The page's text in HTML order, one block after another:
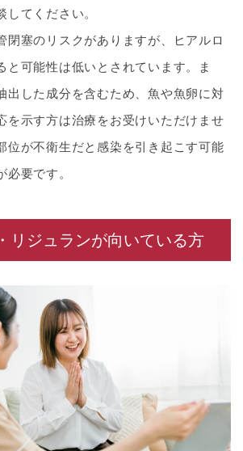
てください。
閉塞のリスクがありますが、ヒアルロ
と可能性は低いとされています。ま
出した成分を含むため、魚や魚卵に対
を示す方は治療をお受けいただけませ
位が不衛生だと感染を引き起こす可能
要です。
リジュランが向いている方